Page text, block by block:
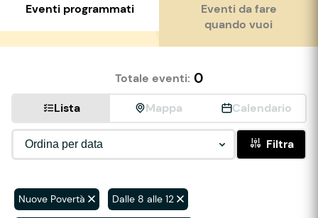
Eventi programmati
Eventi da fare
quando vuoi
Totale eventi: 0
Lista Mappa Calendario
Filtra
Nuove Povertà Dalle 8 alle 12